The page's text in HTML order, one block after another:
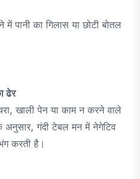
पानी का गिलास या छोटी बोतल
ढेर
खाली पेन या काम न करने वाले
गंदी टेबल मन में नेगेटिव
करती है।